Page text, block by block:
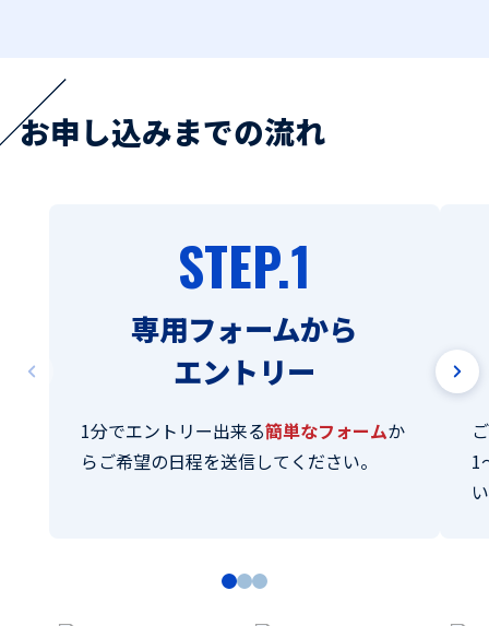
お申し込みまでの流れ
STEP.1
専用フォームから
エントリー
1分でエントリー出来る簡単なフォームか
らご希望の日程を送信してください。
1